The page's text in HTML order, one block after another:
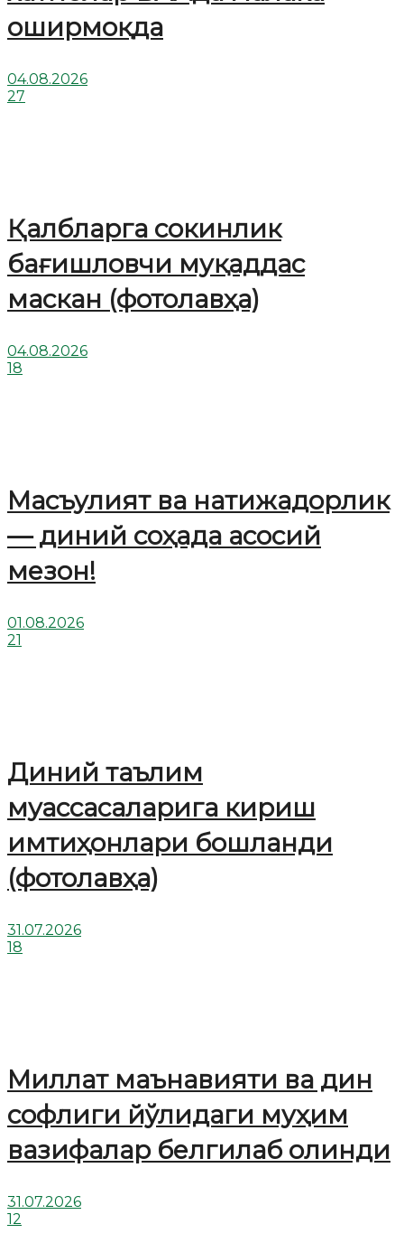
оширмоқда
04.08.2026
27
Қалбларга сокинлик
бағишловчи муқаддас
маскан (фотолавҳа)
04.08.2026
18
Масъулият ва натижадорлик
— диний соҳада асосий
мезон!
01.08.2026
21
Диний таълим
муассасаларига кириш
имтиҳонлари бошланди
(фотолавҳа)
31.07.2026
18
Миллат маънавияти ва дин
софлиги йўлидаги муҳим
вазифалар белгилаб олинди
31.07.2026
12